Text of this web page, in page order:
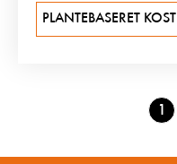
PLANTEBASERET KOST
Go
to
1